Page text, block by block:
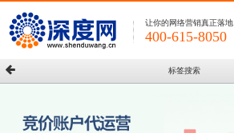
让你的网络营销真正落地
400-615-8050
标签搜索